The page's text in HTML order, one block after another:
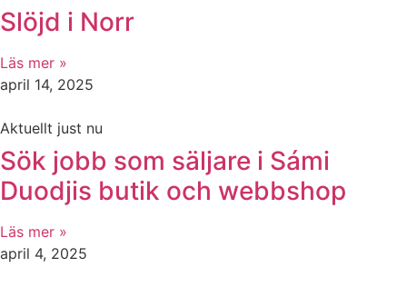
Slöjd i Norr
Läs mer »
april 14, 2025
Aktuellt just nu
Sök jobb som säljare i Sámi
Duodjis butik och webbshop
Läs mer »
april 4, 2025